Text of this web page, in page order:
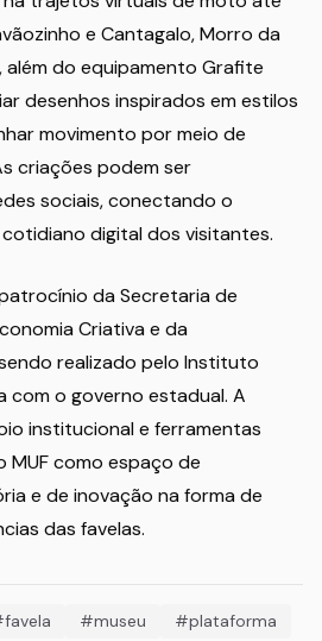
e Cantagalo, Morro da
além do equipamento Grafite
desenhos inspirados em estilos
movimento por meio de
criações podem ser
sociais, conectando o
digital dos visitantes.
da Secretaria de
Criativa e da
realizado pelo Instituto
com o governo estadual. A
institucional e ferramentas
como espaço de
e de inovação na forma de
das favelas.
#museu
#plataforma